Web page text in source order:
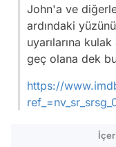
John'a ve
ardındaki
uyarılarına
geç olana dek
https://